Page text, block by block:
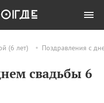
(6 лет) Поздравления с
свадьбы 6
Все
День памяти жертв